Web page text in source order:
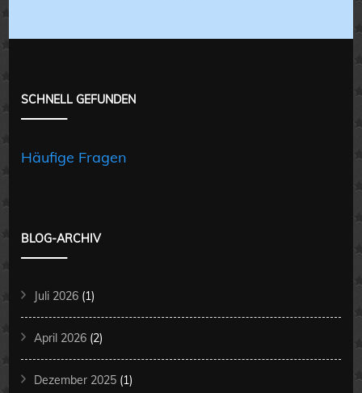
SCHNELL GEFUNDEN
Häufige Fragen
BLOG-ARCHIV
Juli 2026 (1)
April 2026 (2)
Dezember 2025 (1)